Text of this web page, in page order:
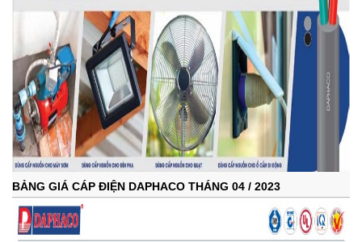
BẢNG GIÁ CÁP ĐIỆN DAPHACO THÁNG 04 / 2023